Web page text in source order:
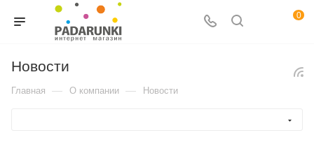
0
Новости
Главная — О компании — Новости